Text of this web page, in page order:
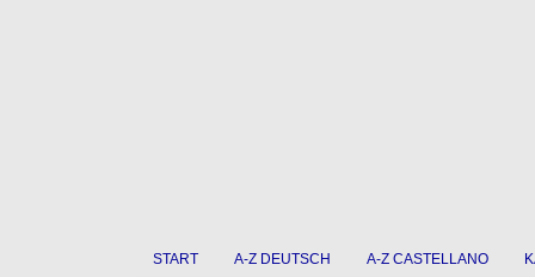
START A-Z DEUTSCH A-Z CASTELLANO